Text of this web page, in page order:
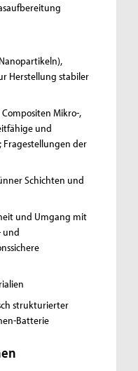
Herstellung stabiler
Mikro-,
und
der
Schichten und
und Umgang mit
und
strukturierter
Batterie